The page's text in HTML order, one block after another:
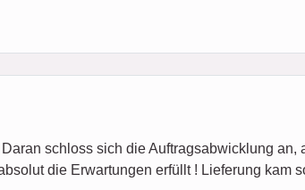
schloss sich die Auftragsabwicklung an,
die Erwartungen erfüllt ! Lieferung kam